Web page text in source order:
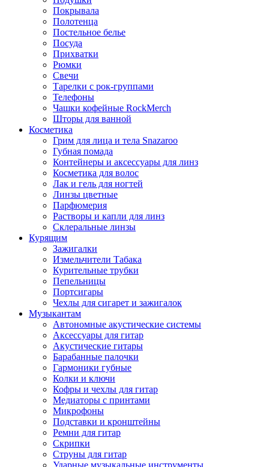
Покрывала
Полотенца
Постельное белье
Посуда
Прихватки
Рюмки
Свечи
Тарелки с рок-группами
Телефоны
Чашки кофейные RockMerch
Шторы для ванной
Косметика
Грим для лица и тела Snazaroo
Губная помада
Контейнеры и аксессуары для линз
Косметика для волос
Лак и гель для ногтей
Линзы цветные
Парфюмерия
Растворы и капли для линз
Склеральные линзы
Курящим
Зажигалки
Измельчители Табака
Курительные трубки
Пепельницы
Портсигары
Чехлы для сигарет и зажигалок
Музыкантам
Автономные акустические системы
Аксессуары для гитар
Акустические гитары
Барабанные палочки
Гармоники губные
Колки и ключи
Кофры и чехлы для гитар
Медиаторы с принтами
Микрофоны
Подставки и кронштейны
Ремни для гитар
Скрипки
Струны для гитар
Ударные музыкальные инструменты